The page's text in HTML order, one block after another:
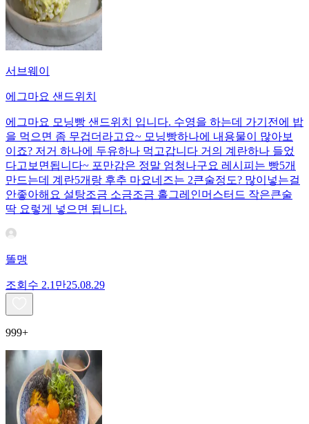
서브웨이
에그마요 샌드위치
에그마요 모닝빵 샌드위치 입니다. 수영을 하는데 가기전에 밥
을 먹으면 좀 무겁더라고요~ 모닝빵하나에 내용물이 많아보
이죠? 저거 하나에 두유하나 먹고갑니다 거의 계란하나 들었
다고보면됩니다~ 포만감은 정말 엄청나구요 레시피는 빵5개
만드는데 계란5개랑 후추 마요네즈는 2큰술정도? 많이넣는걸
안좋아해요 설탕조금 소금조금 홀그레인머스터드 작은큰술
딱 요렇게 넣으면 됩니다.
똘맹
조회수 2.1만25.08.29
999+